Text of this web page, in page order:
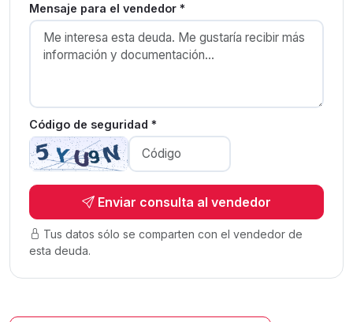
Mensaje para el vendedor *
Código de seguridad *
Enviar consulta al vendedor
Tus datos sólo se comparten con el vendedor de
esta deuda.